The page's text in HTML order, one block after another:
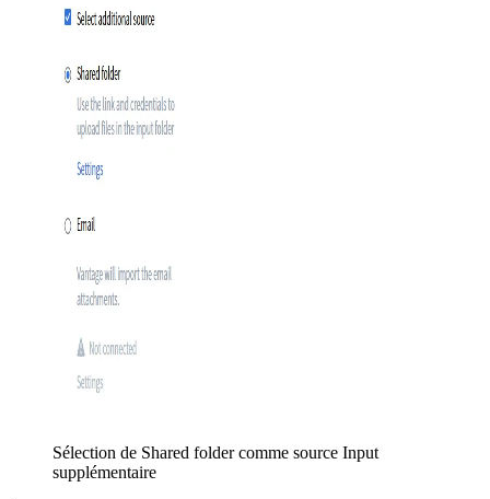
Sélection de Shared folder comme source Input
supplémentaire